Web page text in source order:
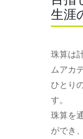
生涯
珠算は
ムアカ
ひとり
す。
珠算を
ができ